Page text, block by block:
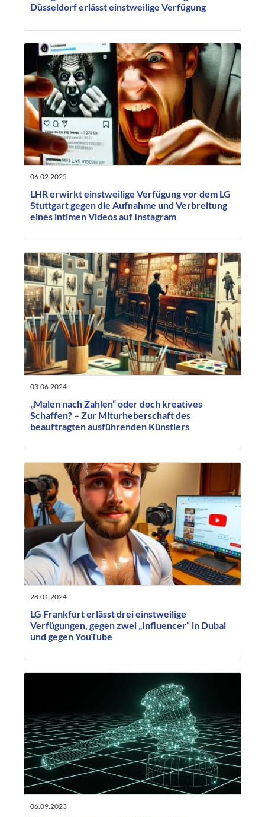
Düsseldorf erlässt einstweilige Verfügung
06.02.2025
LHR erwirkt einstweilige Verfügung vor dem LG
Stuttgart gegen die Aufnahme und Verbreitung
eines intimen Videos auf Instagram
03.06.2024
„Malen nach Zahlen“ oder doch kreatives
Schaffen? – Zur Miturheberschaft des
beauftragten ausführenden Künstlers
28.01.2024
LG Frankfurt erlässt drei einstweilige
Verfügungen, gegen zwei „Influencer“ in Dubai
und gegen YouTube
06.09.2023